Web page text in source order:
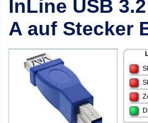
InLine USB
A auf Stecker